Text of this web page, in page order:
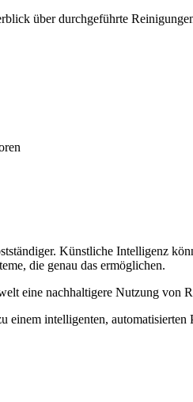
über durchgeführte
Künstliche Intelligenz
die genau das ermöglichen.
eine nachhaltigere Nutzung von
intelligenten,